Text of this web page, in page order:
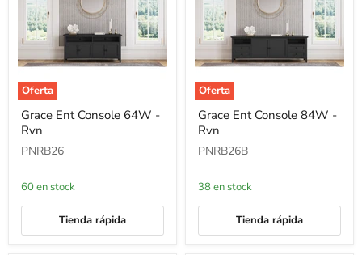
Oferta
Grace
Ent
Console
64W
Grace Ent Console 64W -
Rvn
PNRB26
60 en stock
Tienda rápida
Oferta
Grace
Ent
Console
84W
Grace Ent Console 84W -
Rvn
PNRB26B
38 en stock
Tienda rápida